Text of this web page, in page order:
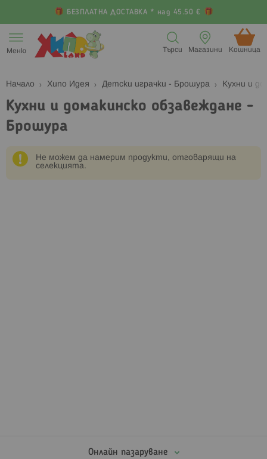
БЕЗПЛАТНА ДОСТАВКА * над 45.50 €
към
съдържанието
Меню Кошница (
Магазини
Търси
Начало Хипо Идея Детски играчки - Брошура Кухни и
Кухни и домакинско обзавеждане -
Брошура
Не можем да намерим продукти, отговарящи на
селекцията.
Онлайн пазаруване